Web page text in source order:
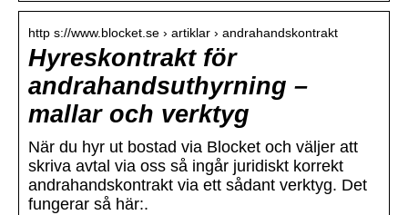
http s://www.blocket.se › artiklar › andrahandskontrakt
Hyreskontrakt för
andrahandsuthyrning –
mallar och verktyg
När du hyr ut bostad via Blocket och väljer att
skriva avtal via oss så ingår juridiskt korrekt
andrahandskontrakt via ett sådant verktyg. Det
fungerar så här:.